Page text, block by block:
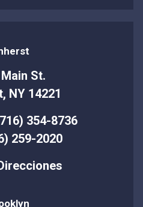
St.
NY 14221
354-8736
259-2020